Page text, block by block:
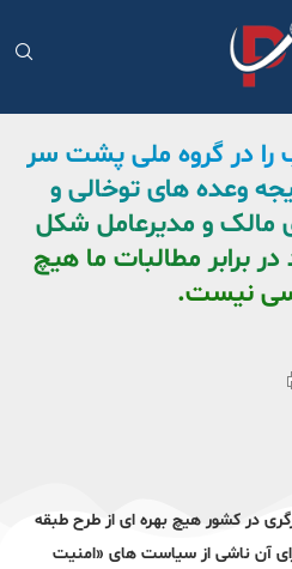
را در گروه ملی پشت سر
وعده های توخالی و
مالک و مدیرعامل شکل
برابر مطالبات ما هیچ
نیست.
در کشور هیچ بهره ای از طرح طبقه
آن ناشی از سیاست های «امنیت